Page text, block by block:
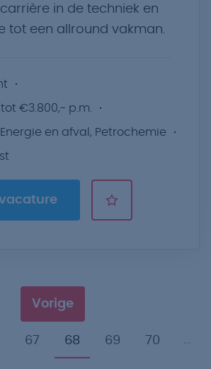
in de techniek en
tot een allround vakman.
€3.800,- p.m.
en afval, Petrochemie
Vorige
67 68 69 70